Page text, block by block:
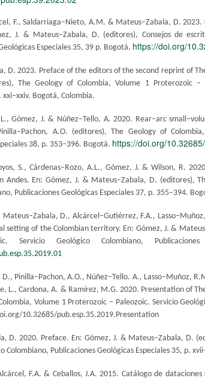
F., Saldarriaga–Nieto, A.M. & Mateus–Zabala, D. 2023.
J. & Mateus–Zabala, D. (editores), Consejos de
Especiales 35, 39 p. Bogotá. https://doi.org/
D. 2023. Preface of the editors of the second reprint of
The Geology of Colombia, Volume 1 Proterozoic –
xxi–xxiv. Bogotá, Colombia.
Gómez, J. & Núñez–Tello, A. 2020. Rear–arc
A.O. (editores), The Geology of
38, p. 353–396. Bogotá. https://doi.org/
S., Cárdenas–Rozo, A.L., Gómez, J. & Wilson, R.
En: Gómez, J. & Mateus–Zabala, D. (editores),
Publicaciones Geológicas Especiales 37, p. 355–394.
Mateus–Zabala, D., Alcárcel–Gutiérrez, F.A.,
setting of the Colombian territory. En: Gómez, J. &
Servicio Geológico Colombiano,
Pinilla–Pachon, A.O., Núñez–Tello. A., Lasso–Muñoz,
L., Cardona, A. & Ramírez, M.G. 2020. Presentation of
Volume 1 Proterozoic – Paleozoic. Servicio
10.32685/pub.esp.35.2019.Presentation
D. 2020. Preface. En: Gómez, J. & Mateus–Zabala, D.
Colombiano, Publicaciones Geológicas Especiales 35, p.
F.A. & Ceballos, J.A. 2015. Catálogo de